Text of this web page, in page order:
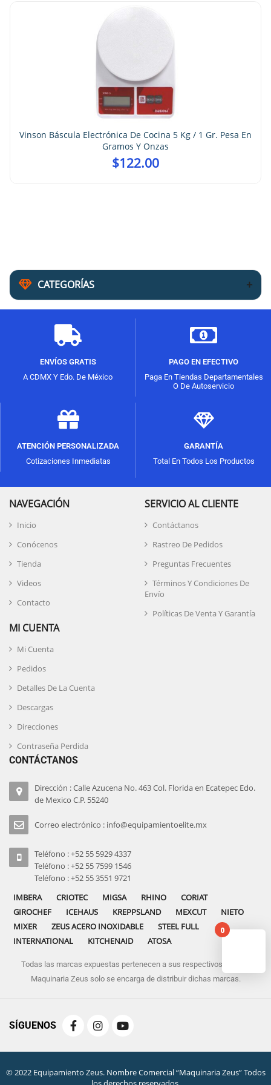
CATEGORÍAS
Vinson Báscula Electrónica De Cocina 5 Kg / 1 Gr. Pesa En
Gramos Y Onzas
$122.00
ENVÍOS GRATIS
A CDMX Y Edo. De México
PAGO EN EFECTIVO
Paga En Tiendas Departamentales
O De Autoservicio
ATENCIÓN PERSONALIZADA
Cotizaciones Inmediatas
GARANTÍA
Total En Todos Los Productos
NAVEGACIÓN
Inicio
Conócenos
Tienda
Videos
Contacto
SERVICIO AL CLIENTE
Contáctanos
Rastreo De Pedidos
Preguntas Frecuentes
Términos Y Condiciones De
Envío
Políticas De Venta Y Garantía
MI CUENTA
Mi Cuenta
Pedidos
Detalles De La Cuenta
Descargas
Direcciones
Contraseña Perdida
CONTÁCTANOS
Dirección : Calle Azucena No. 463 Col. Florida en Ecatepec Edo.
de Mexico C.P. 55240
Correo electrónico : info@equipamientoelite.mx
Teléfono : +52 55 5929 4337
Teléfono : +52 55 7599 1546
Teléfono : +52 55 3551 9721
IMBERA
CRIOTEC MIGSA RHINO
CORIAT
GIROCHEF
ICEHAUS KREPPSLAND MEXCUT
NIETO
MIXER
ZEUS ACERO INOXIDABLE
STEEL FULL
INTERNATIONAL
KITCHENAID ATOSA
Todas las marcas expuestas pertenecen a sus respectivos dueños
Maquinaria Zeus solo se encarga de distribuir dichas marcas.
SÍGUENOS
© 2022 Equipamiento Zeus. Nombre Comercial “Maquinaria Zeus” Todos
0